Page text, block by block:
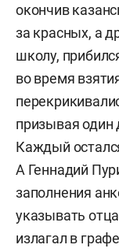
окончив
за красных, а
школу,
во время
призывая один
Каждый
А Геннадий
заполнения
указывать
излагал в